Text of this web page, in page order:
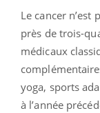
Le cancer n’est
près de trois-
médicaux
yoga, sports
à l’année